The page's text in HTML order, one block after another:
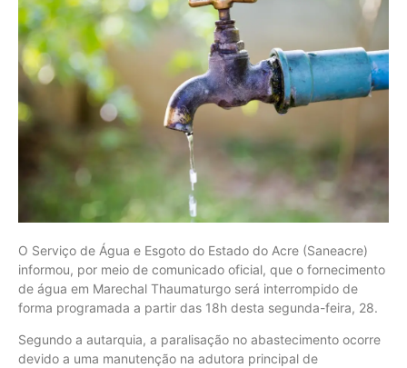
O Serviço de Água e Esgoto do Estado do Acre (Saneacre)
informou, por meio de comunicado oficial, que o fornecimento
de água em Marechal Thaumaturgo será interrompido de
forma programada a partir das 18h desta segunda-feira, 28.
Segundo a autarquia, a paralisação no abastecimento ocorre
devido a uma manutenção na adutora principal de